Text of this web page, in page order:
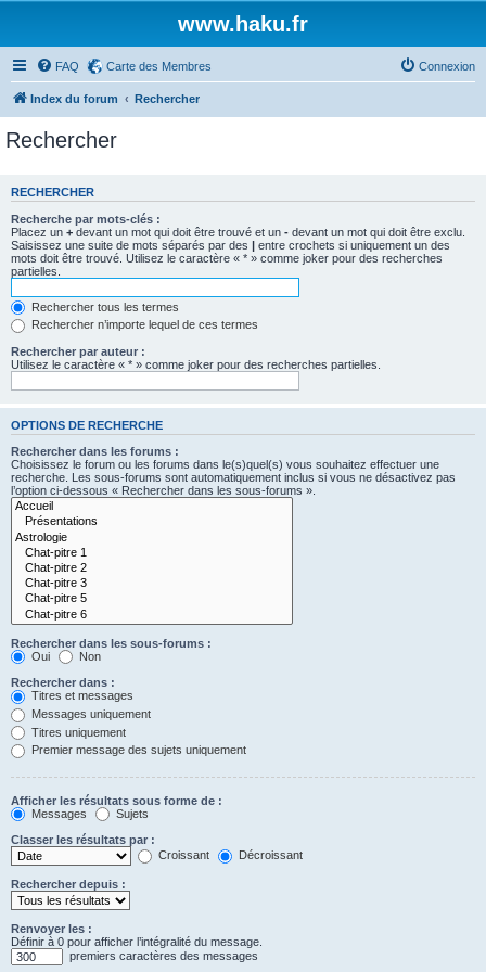
www.haku.fr
FAQ Carte des Membres Connexion
Index du forum Rechercher
Rechercher
RECHERCHER
Recherche par mots-clés :
Placez un + devant un mot qui doit être trouvé et un - devant un mot qui doit être exclu.
Saisissez une suite de mots séparés par des | entre crochets si uniquement un des
mots doit être trouvé. Utilisez le caractère « * » comme joker pour des recherches
partielles.
Rechercher tous les termes
Rechercher n’importe lequel de ces termes
Rechercher par auteur :
Utilisez le caractère « * » comme joker pour des recherches partielles.
OPTIONS DE RECHERCHE
Rechercher dans les forums :
Choisissez le forum ou les forums dans le(s)quel(s) vous souhaitez effectuer une
recherche. Les sous-forums sont automatiquement inclus si vous ne désactivez pas
l’option ci-dessous « Rechercher dans les sous-forums ».
Rechercher dans les sous-forums :
Oui
Non
Rechercher dans :
Titres et messages
Messages uniquement
Titres uniquement
Premier message des sujets uniquement
Afficher les résultats sous forme de :
Messages
Sujets
Classer les résultats par :
Croissant
Décroissant
Rechercher depuis :
Renvoyer les :
Définir à 0 pour afficher l’intégralité du message.
premiers caractères des messages